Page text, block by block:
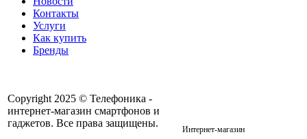
Контакты
Услуги
Как купить
Бренды
Copyright 2025 © Телефоника -
интернет-магазин смартфонов и
гаджетов. Все права защищены.
Интернет-магазин